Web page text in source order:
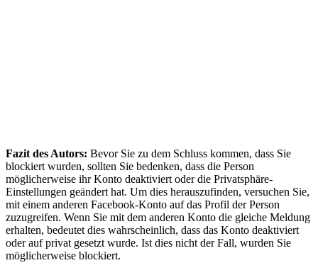
Fazit des Autors: Bevor Sie zu dem Schluss kommen, dass Sie
blockiert wurden, sollten Sie bedenken, dass die Person
möglicherweise ihr Konto deaktiviert oder die Privatsphäre-
Einstellungen geändert hat. Um dies herauszufinden, versuchen Sie,
mit einem anderen Facebook-Konto auf das Profil der Person
zuzugreifen. Wenn Sie mit dem anderen Konto die gleiche Meldung
erhalten, bedeutet dies wahrscheinlich, dass das Konto deaktiviert
oder auf privat gesetzt wurde. Ist dies nicht der Fall, wurden Sie
möglicherweise blockiert.